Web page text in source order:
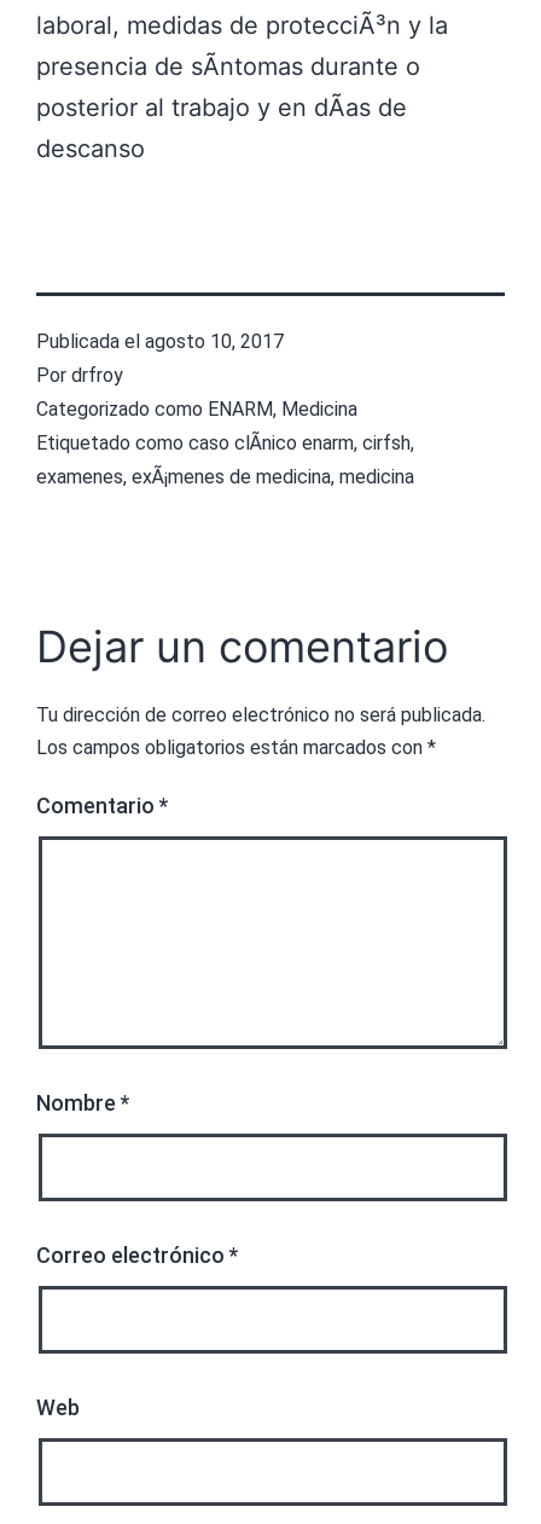
laboral, medidas de protecciÃ³n y la
presencia de sÃ­ntomas durante o
posterior al trabajo y en dÃ­as de
descanso
Publicada el agosto 10, 2017
Por drfroy
Categorizado como ENARM, Medicina
Etiquetado como caso clÃ­nico enarm, cirfsh,
examenes, exÃ¡menes de medicina, medicina
Dejar un comentario
Tu dirección de correo electrónico no será publicada.
Los campos obligatorios están marcados con *
Comentario *
Nombre *
Correo electrónico *
Web